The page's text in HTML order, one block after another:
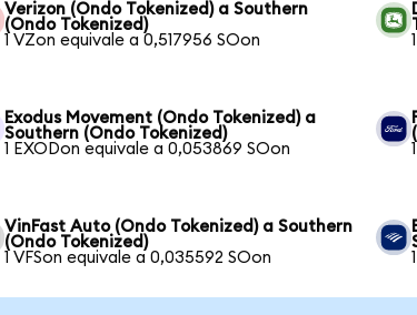
Verizon (Ondo Tokenized) a Southern
(Ondo Tokenized)
1 VZon equivale a 0,517956 SOon
Exodus Movement (Ondo Tokenized) a
Southern (Ondo Tokenized)
1 EXODon equivale a 0,053869 SOon
VinFast Auto (Ondo Tokenized) a Southern
(Ondo Tokenized)
1 VFSon equivale a 0,035592 SOon